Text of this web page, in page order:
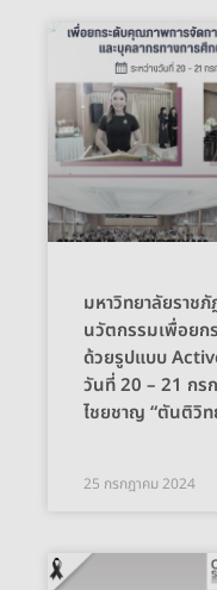
มหาวิทยาลัยราช
นวัตกรรมเพื่อยก
ด้วยรูปแบบ
วันที่ 20 – 21 กร
ไชยชาญ “ตันติวิท
25 กรกฎาคม 2024